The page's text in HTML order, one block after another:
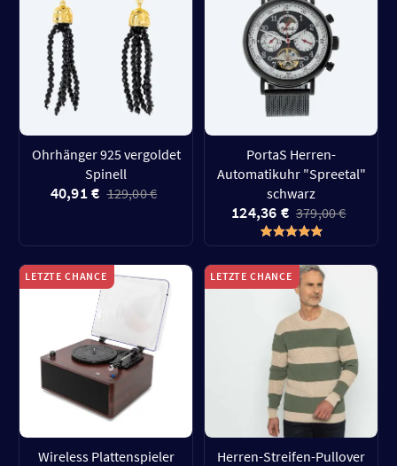
Ohrhänger 925 vergoldet
Spinell
40,91 € 129,00 €
PortaS Herren-
Automatikuhr "Spreetal"
schwarz
124,36 € 379,00 €
LETZTE CHANCE
Wireless Plattenspieler
LETZTE CHANCE
Herren-Streifen-Pullover